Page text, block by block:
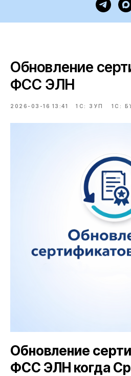
Обновление
ФСС ЭЛН
2026-03-16 13:41 1С: ЗУП 1С:
Обновление
ФСС ЭЛН когда